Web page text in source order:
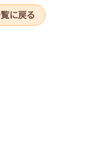
に戻る